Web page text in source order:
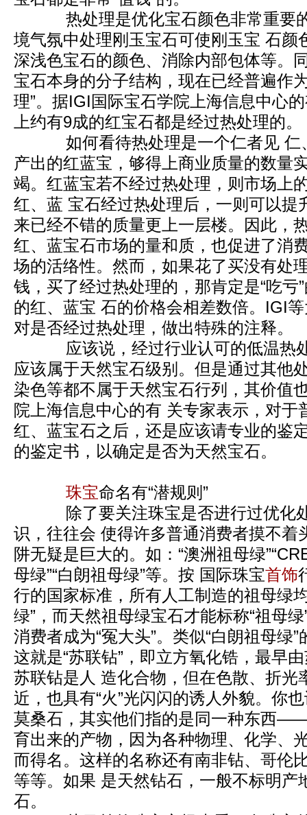
热处理是优化宝石颜色非常重要
境气氛中处理刚玉宝石可使刚玉宝 石颜
深浅色宝石的颜色、消除内部包体等。
宝石本身的分子结构，现在已经普遍作
理”。据IGI国际宝石学院上海信息中心
上约有9成的红宝石都是经过热处理的。
如何看待热处理是一个仁者见 仁
产出的红蓝宝，够得上商业质量的数量
竭。红蓝宝若不经过热处理，则市场上
红、蓝 宝石经过热处理后，一则可以提
来已经不错的质量更上一层楼。因此，
红、蓝宝石市场的量和质，也促进了消
场的活络性。然而，如果花了买没有处
钱，买了经过热处理的，那肯定是“吃亏
的红、蓝宝 石的价格会相差数倍。IGI
对是否经过热处理，做出特殊的注释。
应该说，经过行业认可的低温热
应该属于天然宝石级别。但是通过其他
染色等都不属于天然宝石行列，其价值
院上海信息中心的有 关专家表示，对于
红、蓝宝石之后，还是应该请专业的鉴
的鉴定书，以确定是否为天然宝石。
珠宝命名有“潜规则”
除了要关注珠宝是否进行过优化处
识，往往会 使得许多普通消费者摸不着
阱无疑是巨大的。如：“澳洲祖母绿
母绿”“白朗祖母绿”等。按 国际珠宝首饰
行的国家标准，所有人工制造的祖母绿
绿”，而天然祖母绿宝石才能标称“祖母
消费者成为“冤大头”。类似“白朗祖母绿”
这就是“苏联钻”，即立方氧化锆，最早
苏联钻是人 造化合物，但在色散、折光
近，也具有“火”光闪闪的诱人外貌。你
莫桑石，其实他们指的是同一种东西
育出来的产物，因为各种物理、化学、
而得名。这样的名称还有南非钻、哥伦
等等。如果 是天然钻石，一般不标明产
石。